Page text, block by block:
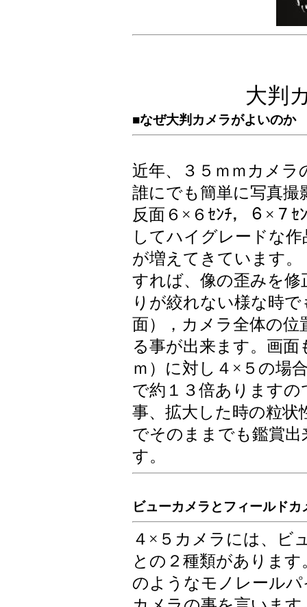
大判
■なぜ大判カメラがよいのか
近年、３５ｍｍカメ
誰にでも簡単に写真
反面６×６ｾﾝﾁ，６×７ｾ
してハイグレードな
が増えてきています
すれば、像の歪みを修
りが絞れない様な時
面），カメラ全体の位
る事が出来ます。画面
ｍ）に対し４×５の場
で約１３倍あります
事、拡大した時の粒状
でそのままでも鑑賞
す。
ビューカメラとフィールドカ
４×５カメラには、ビ
との２種類がありま
のようなモノレール